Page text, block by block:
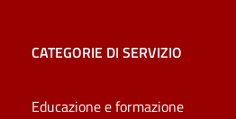
CATEGORIE DI SERVIZIO
Educazione e formazione